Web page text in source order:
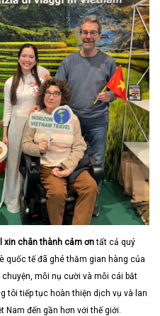
xin chân thành cảm ơntất cả quý
quốc tế đã ghé thăm gian hàng của
mỗi nụ cười và mỗi cái bắt
tôi tiếp tục hoàn thiện dịch vụ và lan
Nam đến gần hơn với thế giới.